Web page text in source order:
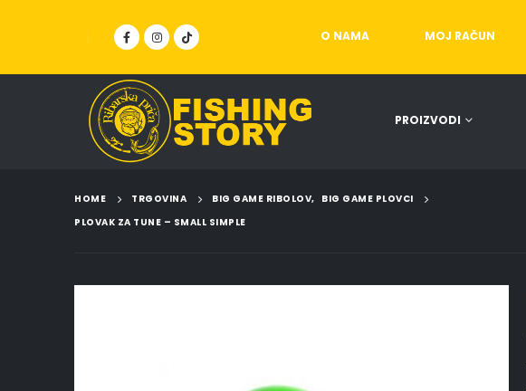
O NAMA MOJ RAČUN
PROIZVODI
HOME TRGOVINA BIG GAME RIBOLOV, BIG GAME PLOVCI
PLOVAK ZA TUNE – SMALL SIMPLE